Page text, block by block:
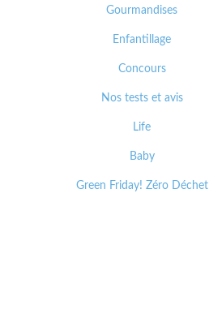
Gourmandises
Enfantillage
Concours
Nos tests et avis
Life
Baby
Green Friday! Zéro Déchet